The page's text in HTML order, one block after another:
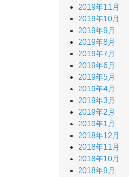
2019年11月
2019年10月
2019年9月
2019年8月
2019年7月
2019年6月
2019年5月
2019年4月
2019年3月
2019年2月
2019年1月
2018年12月
2018年11月
2018年10月
2018年9月